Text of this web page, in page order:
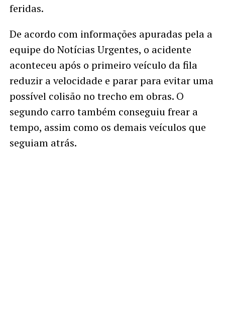
feridas.
De acordo com informações apuradas pela a
equipe do Notícias Urgentes, o acidente
aconteceu após o primeiro veículo da fila
reduzir a velocidade e parar para evitar uma
possível colisão no trecho em obras. O
segundo carro também conseguiu frear a
tempo, assim como os demais veículos que
seguiam atrás.